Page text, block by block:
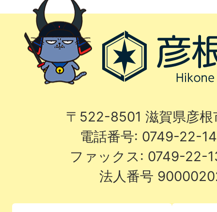
〒522-8501 滋賀県彦
電話番号: 0749-22-
ファックス: 0749-22-
法人番号